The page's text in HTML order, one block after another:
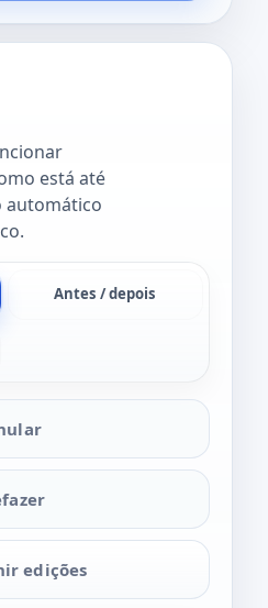
está até
automático
Antes / depois
edições